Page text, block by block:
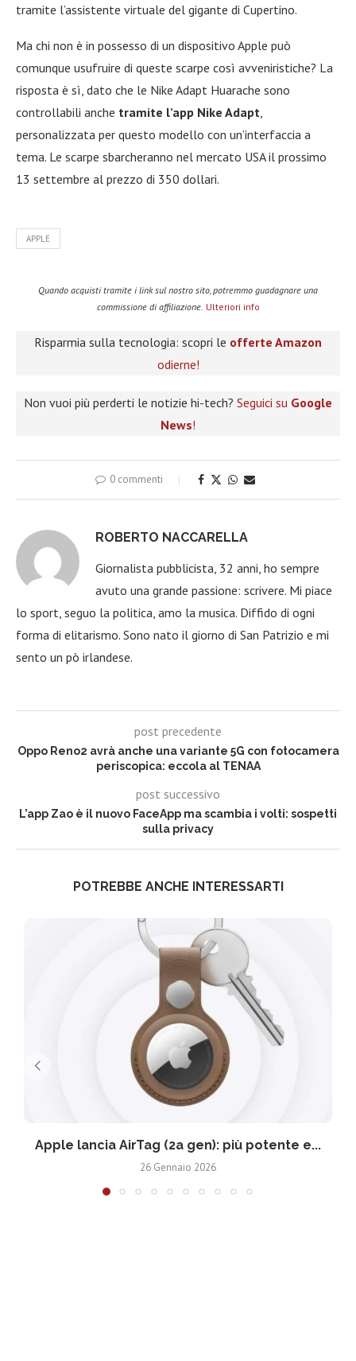
tramite l’assistente virtuale del gigante di Cupertino.
Ma chi non è in possesso di un dispositivo Apple può
comunque usufruire di queste scarpe così avveniristiche? La
risposta è sì, dato che le Nike Adapt Huarache sono
controllabili anche tramite l’app Nike Adapt
personalizzata per questo modello con un’interfaccia a
tema. Le scarpe sbarcheranno nel mercato USA il prossimo
13 settembre al prezzo di 350 dollari.
APPLE
Quando acquisti tramite i link sul nostro sito, potremmo guadagnare una
commissione di affiliazione. Ulteriori info
Risparmia sulla tecnologia: scopri le offerte Amazon
odierne!
Non vuoi più perderti le notizie hi-tech? Seguici su Google
News!
0 commenti
ROBERTO NACCARELLA
Giornalista pubblicista, 32 anni, ho sempre
avuto una grande passione: scrivere. Mi piace
lo sport, seguo la politica, amo la musica. Diffido di ogni
forma di elitarismo. Sono nato il giorno di San Patrizio e mi
sento un pò irlandese.
post precedente
Oppo Reno2 avrà anche una variante 5G con fotocamera
periscopica: eccola al TENAA
post successivo
L’app Zao è il nuovo FaceApp ma scambia i volti: sospetti
sulla privacy
POTREBBE ANCHE INTERESSARTI
Apple lancia AirTag (2a gen): più potente e...
26 Gennaio 2026